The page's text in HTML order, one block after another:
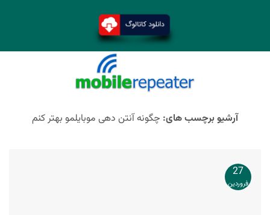
آرشیو برچسب های: چگونه آنتن دهی موبایلمو بهتر کنم
27
فروردین